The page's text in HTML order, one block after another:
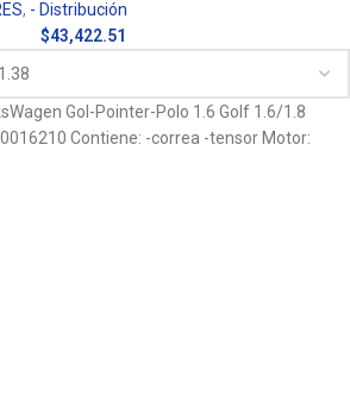
, - Distribución
$43,422.51
Gol-Pointer-Polo 1.6 Golf 1.6/1.8
Contiene: -correa -tensor Motor: